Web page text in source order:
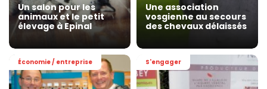
Un salon pour les
animaux et le petit
élevage à Epinal
Une association
vosgienne au secours
des chevaux délaissés
Économie / entreprise S'engager